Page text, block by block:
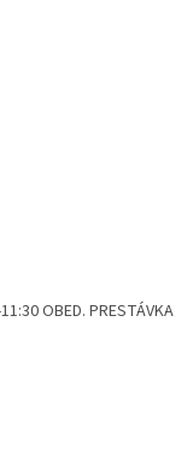
OBED. PRESTÁVKA